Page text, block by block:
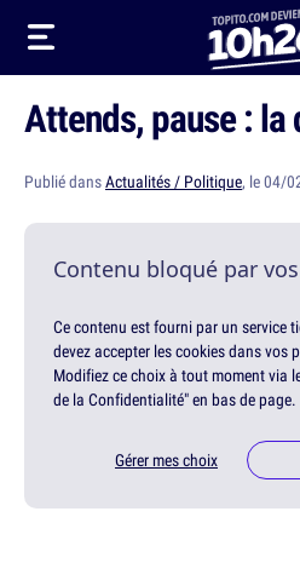
Attends, pause :
Publié dansActualités / Politique, le 04/
Contenu bloqué par
Ce contenu est fourni par un service
devez accepter les cookies dans vos
Modifiez ce choix à tout moment via
de la Confidentialité" en bas de page.
Gérer mes choix